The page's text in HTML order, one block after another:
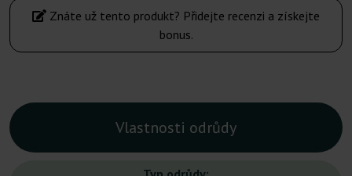
Znáte už tento produkt? Přidejte recenzi a získejte
bonus.
Vlastnosti odrůdy